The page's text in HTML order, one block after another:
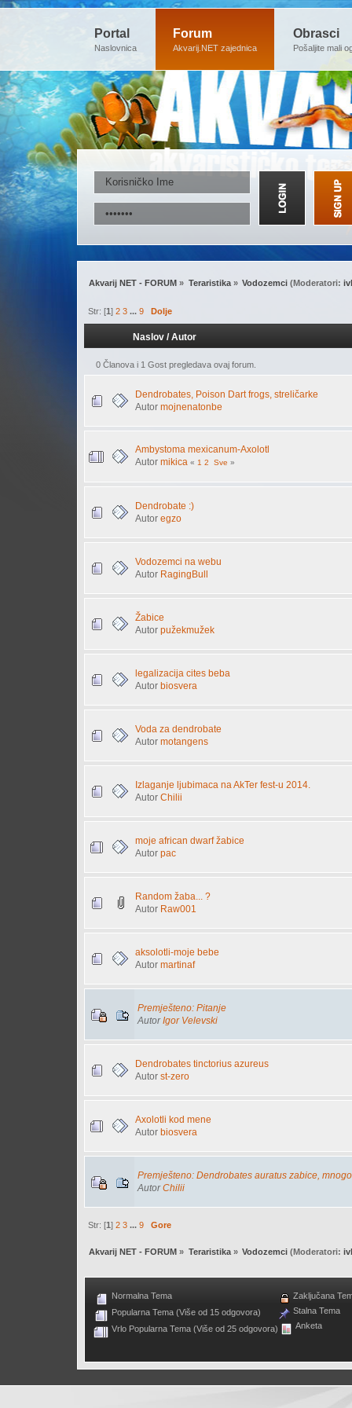
Portal
Naslovnica
Forum
Akvarij.NET zajednica
Obrasci
Pošaljite mali
Akvarij NET - FORUM » Teraristika» Vodozemci (Moderatori:
Str: [1]2 3 ...9 Dolje
Naslov /Autor
0 Članova i 1 Gost pregledava ovaj forum.
Dendrobates, Poison Dart frogs, streličarke
Autor mojnenatonbe
Ambystoma mexicanum-Axolotl
Autor mikica « 1 2 Sve »
Dendrobate :)
Autor egzo
Vodozemci na webu
Autor RagingBull
Žabice
Autor pužekmužek
legalizacija cites beba
Autor biosvera
Voda za dendrobate
Autor motangens
Izlaganje ljubimaca na AkTer fest-u 2014.
Autor Chilii
moje african dwarf žabice
Autor pac
Random žaba... ?
Autor Raw001
aksolotli-moje bebe
Autor martinaf
Premješteno: Pitanje
AutorIgor Velevski
Dendrobates tinctorius azureus
Autor st-zero
Axolotli kod mene
Autor biosvera
Premješteno: Dendrobates auratus zabice,
AutorChilii
Str: [1]2 3 ...9 Gore
Akvarij NET - FORUM » Teraristika» Vodozemci (Moderatori:
Normalna Tema
Popularna Tema (Više od 15 odgovora)
Vrlo Popularna Tema (Više od 25 odgovora)
Zaključana
Stalna Tema
Anketa